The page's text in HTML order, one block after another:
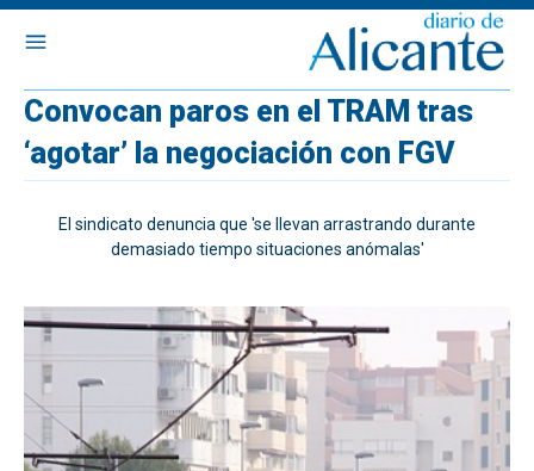
Convocan paros en el TRAM tras
‘agotar’ la negociación con FGV
El sindicato denuncia que 'se llevan arrastrando durante
demasiado tiempo situaciones anómalas'